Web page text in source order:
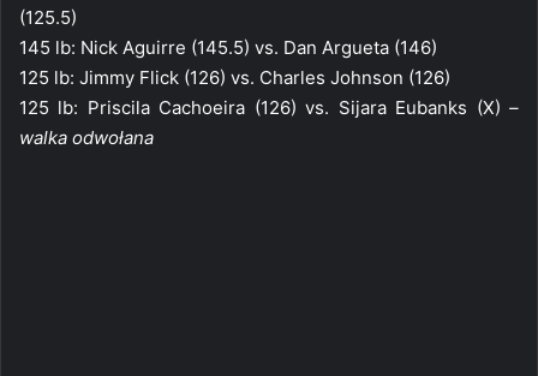
(125.5)
145 lb: Nick Aguirre (145.5) vs. Dan Argueta (146)
125 lb: Jimmy Flick (126) vs. Charles Johnson (126)
125 lb: Priscila Cachoeira (126) vs. Sijara Eubanks (X) –
walka odwołana